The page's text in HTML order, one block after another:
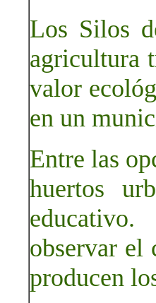
Los Silos
agricultura
valor
en un
Entre las
huertos
observar el
producen